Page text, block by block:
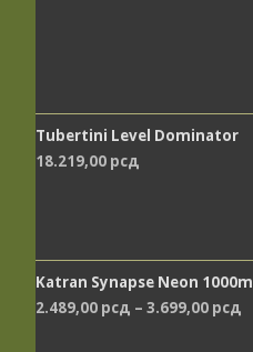
Tubertini Level Dominator
18.219,00 рсд
Katran Synapse Neon 1000m
2.489,00 рсд – 3.699,00 рсд